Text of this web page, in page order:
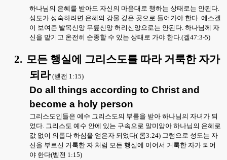
하나님의 은혜를 받아도 자신의 마음대로 행하는 상태로는 안된다.
성도가 성숙하려면 은혜의 강물 깊은 곳으로 들어가야 한다. 에스겔
이 보여준 발목신앙 무릎신앙 허리신앙으로는 안된다. 하나님께 자
신을 맡기고 온전히 순종할 수 있는 상태로 가야 한다.(겔47:3-5)
2. 모든 행실에 그리스도를 따라 거룩한 자가
되라 (벧전 1:15)
Do all things according to Christ and
become a holy person
그리스도인들은 예수 그리스도의 부름을 받아 하나님의 자녀가 되
었다. 그리스도 예수 안에 있는 구속으로 말미암아 하나님의 은혜로
값 없이 의롭다 하심을 얻은자 되었다( 롬3:24) 그럼으로 성도는 자
신을 부르신 거룩한 자 처럼 모든 행실에 이어서 거룩한 자가 되어
야 한다(벧전 1:15)